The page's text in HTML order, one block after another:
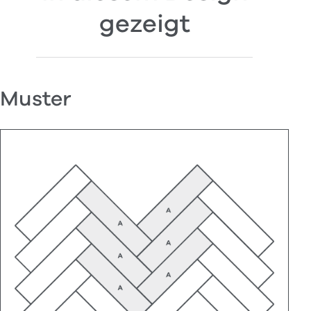
gezeigt
Muster